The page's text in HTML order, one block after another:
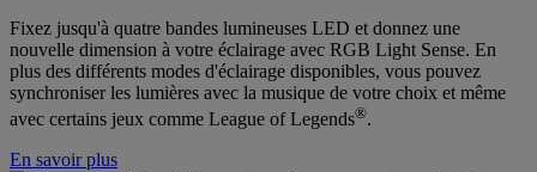
Fixez jusqu'à quatre bandes lumineuses LED et donnez une
nouvelle dimension à votre éclairage avec RGB Light Sense. En
plus des différents modes d'éclairage disponibles, vous pouvez
synchroniser les lumières avec la musique de votre choix et même
avec certains jeux comme League of Legends®.
En savoir plus